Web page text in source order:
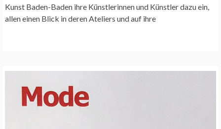
Kunst Baden-Baden ihre Künstlerinnen und Künstler dazu ein,
allen einen Blick in deren Ateliers und auf ihre